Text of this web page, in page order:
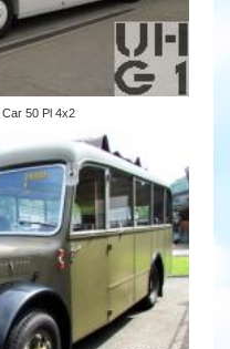
Car 50 Pl 4x2